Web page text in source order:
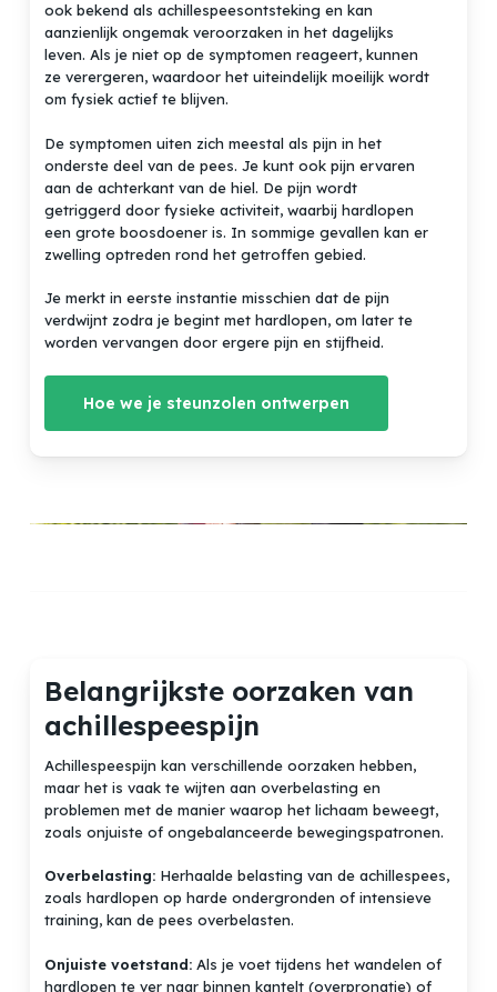
ook bekend als achillespeesontsteking en kan
aanzienlijk ongemak veroorzaken in het dagelijks
leven. Als je niet op de symptomen reageert, kunnen
ze verergeren, waardoor het uiteindelijk moeilijk wordt
om fysiek actief te blijven.
De symptomen uiten zich meestal als pijn in het
onderste deel van de pees. Je kunt ook pijn ervaren
aan de achterkant van de hiel. De pijn wordt
getriggerd door fysieke activiteit, waarbij hardlopen
een grote boosdoener is. In sommige gevallen kan er
zwelling optreden rond het getroffen gebied.
Je merkt in eerste instantie misschien dat de pijn
verdwijnt zodra je begint met hardlopen, om later te
worden vervangen door ergere pijn en stijfheid.
Hoe we je steunzolen ontwerpen
Belangrijkste oorzaken van
achillespeespijn
Achillespeespijn kan verschillende oorzaken hebben,
maar het is vaak te wijten aan overbelasting en
problemen met de manier waarop het lichaam beweegt,
zoals onjuiste of ongebalanceerde bewegingspatronen.
Overbelasting: Herhaalde belasting van de achillespees,
zoals hardlopen op harde ondergronden of intensieve
training, kan de pees overbelasten.
Onjuiste voetstand:Als je voet tijdens het wandelen of
hardlopen te ver naar binnen kantelt (overpronatie) of